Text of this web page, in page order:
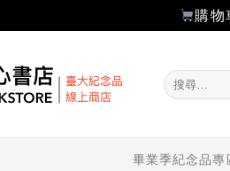
購物
搜
尋
畢業季紀念品專